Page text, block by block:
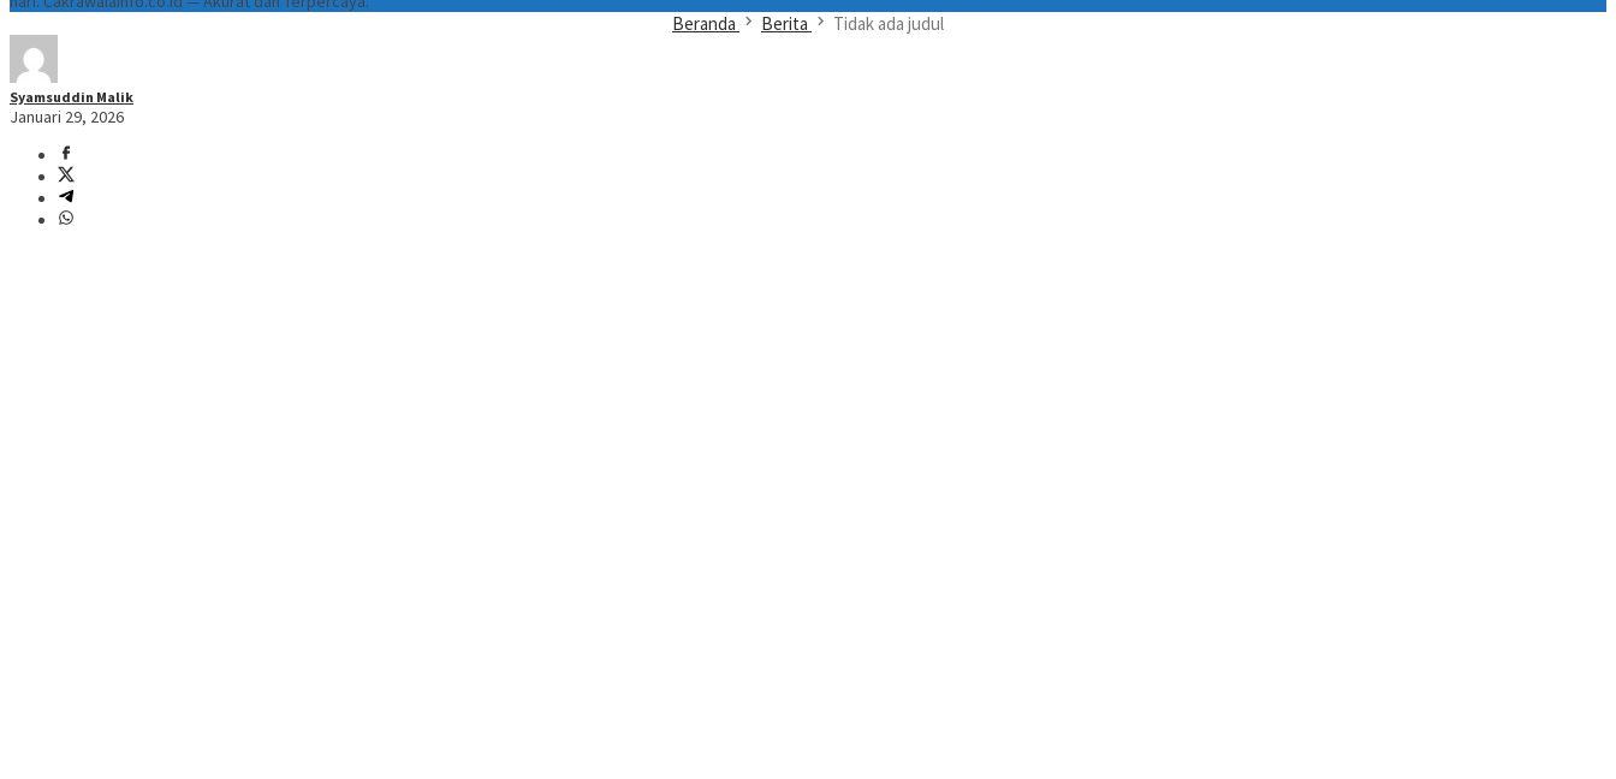
Beranda Berita Tidak ada judul
Syamsuddin Malik
Januari 29, 2026